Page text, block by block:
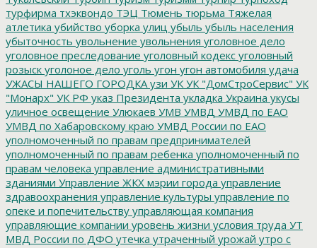
турфирма тхэквондо ТЭЦ Тюмень тюрьма Тяжелая
атлетика убийство уборка улиц убыль убыль населения
убыточность увольнение увольнения уголовное дело
уголовное преследование уголовный кодекс уголовный
розыск уголоное дело уголь угон угон автомобиля удача
УЖАСЫ НАШЕГО ГОРОДКА узи УК УК "ДомСтроСервис" УК
"Монарх" УК РФ указ Президента укладка Украина укусы
уличное освещение Улюкаев УМВ УМВД УМВД по ЕАО
УМВД по Хабаровскому краю УМВД России по ЕАО
уполномоченный по правам предпринимателей
уполномоченный по правам ребенка уполномоченный по
правам человека управление административными
зданиями Управление ЖКХ мэрии города управление
здравоохранения управление культуры управление по
опеке и попечительству управляющая компания
управляющие компании уровень жизни условия труда УТ
МВД России по ДФО утечка утраченный урожай утро с